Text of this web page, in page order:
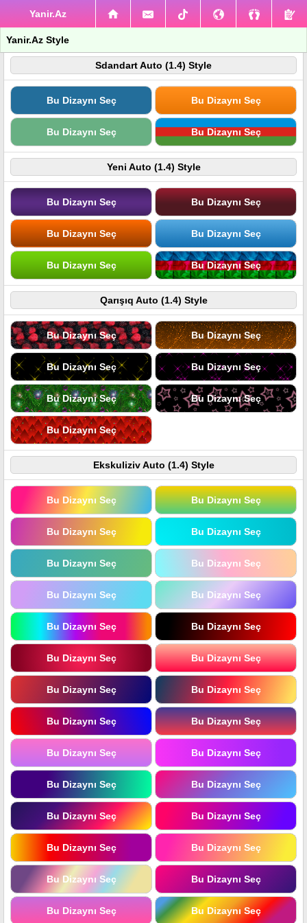
Yanir.Az
Yanir.Az Style
Sdandart Auto (1.4) Style
Bu Dizaynı Seç Bu Dizaynı Seç
Bu Dizaynı Seç Bu Dizaynı Seç
Yeni Auto (1.4) Style
Bu Dizaynı Seç Bu Dizaynı Seç
Bu Dizaynı Seç Bu Dizaynı Seç
Bu Dizaynı Seç Bu Dizaynı Seç
Qarışıq Auto (1.4) Style
Bu Dizaynı Seç Bu Dizaynı Seç
Bu Dizaynı Seç Bu Dizaynı Seç
Bu Dizaynı Seç Bu Dizaynı Seç
Bu Dizaynı Seç
Ekskuliziv Auto (1.4) Style
Bu Dizaynı Seç Bu Dizaynı Seç
Bu Dizaynı Seç Bu Dizaynı Seç
Bu Dizaynı Seç Bu Dizaynı Seç
Bu Dizaynı Seç Bu Dizaynı Seç
Bu Dizaynı Seç Bu Dizaynı Seç
Bu Dizaynı Seç Bu Dizaynı Seç
Bu Dizaynı Seç Bu Dizaynı Seç
Bu Dizaynı Seç Bu Dizaynı Seç
Bu Dizaynı Seç Bu Dizaynı Seç
Bu Dizaynı Seç Bu Dizaynı Seç
Bu Dizaynı Seç Bu Dizaynı Seç
Bu Dizaynı Seç Bu Dizaynı Seç
Bu Dizaynı Seç Bu Dizaynı Seç
Bu Dizaynı Seç Bu Dizaynı Seç